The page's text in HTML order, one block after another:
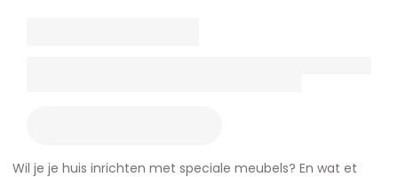
Wil je je huis inrichten met speciale meubels? En wat et